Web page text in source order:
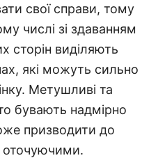
свої справи, тому
числі зі здаванням
сторін виділяють
які можуть сильно
Метушливі та
бувають надмірно
призводити до
оточуючими.